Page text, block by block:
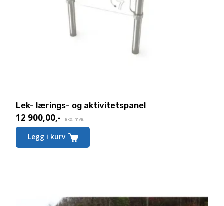
Lek- lærings- og aktivitetspanel
12 900,00,- eks. mva.
Legg i kurv